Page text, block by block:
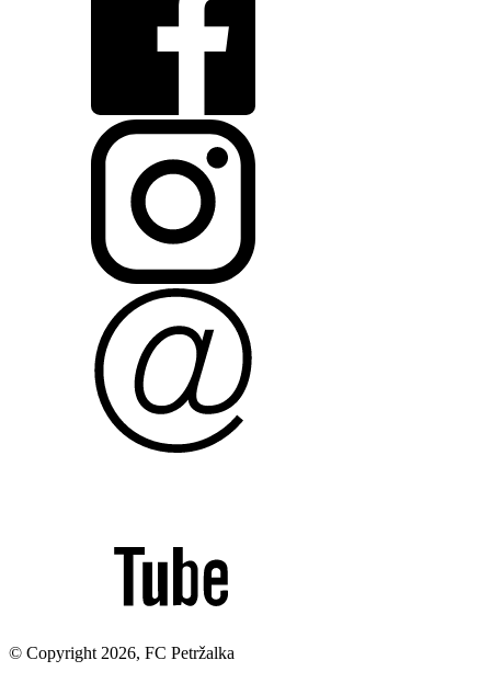
© Copyright 2026, FC Petržalka